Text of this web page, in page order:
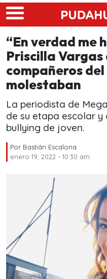
Skip to main content
“En verdad me
Priscilla Vargas
compañeros
molestaban
La periodista de
de su etapa escolar y
bullying de joven.
Por Bastián Escalona
enero 19, 2022 - 10:30 am